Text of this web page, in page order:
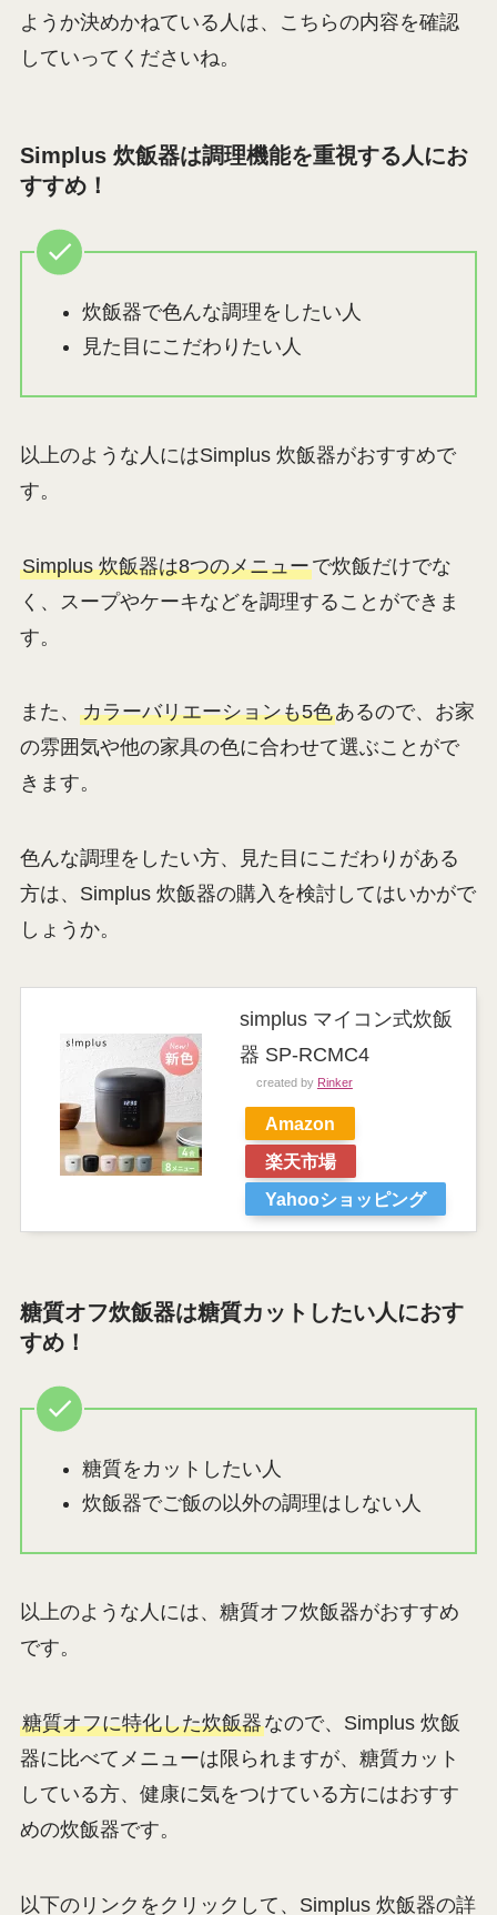
ようか決めかねている人は、こちらの内容を確認
していってくださいね。
Simplus 炊飯器は調理機能を重視する人にお
すすめ！
炊飯器で色んな調理をしたい人
見た目にこだわりたい人
以上のような人にはSimplus 炊飯器がおすすめで
す。
Simplus 炊飯器は8つのメニューで炊飯だけでな
く、スープやケーキなどを調理することができま
す。
また、 カラーバリエーションも5色あるので、お家
の雰囲気や他の家具の色に合わせて選ぶことがで
きます。
色んな調理をしたい方、見た目にこだわりがある
方は、Simplus 炊飯器の購入を検討してはいかがで
しょうか。
simplus マイコン式炊飯
器 SP-RCMC4
created by Rinker
Amazon
楽天市場
Yahooショッピング
糖質オフ炊飯器は糖質カットしたい人におす
すめ！
糖質をカットしたい人
炊飯器でご飯の以外の調理はしない人
以上のような人には、糖質オフ炊飯器がおすすめ
です。
糖質オフに特化した炊飯器なので、Simplus 炊飯
器に比べてメニューは限られますが、糖質カット
している方、健康に気をつけている方にはおすす
めの炊飯器です。
以下のリンクをクリックして、Simplus 炊飯器の詳